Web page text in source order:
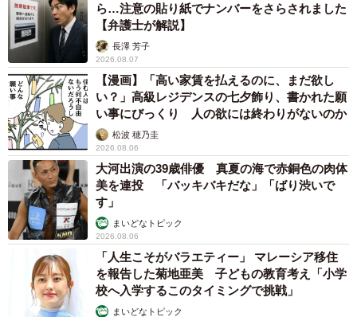
ら…注意の貼り紙でナンバーをさらされました
【弁護士が解説】
長澤 芳子
2026.08.07
【漫画】「高い家賃を払えるのに、まだ欲し
い？」高級レジデンスの七夕飾り、書かれた願
い事にびっくり 人の欲には終わりがないのか
松波 穂乃圭
2026.08.06
大河出演の39歳俳優 真夏の海で赤銅色の肉体
美を連投 「バッキバキだな」「ばり渋いで
す」
まいどなトピック
2026.08.06
「人生こそがバラエティー」 マレーシア移住
を報告した菊地亜美 子どもの教育考え「小学
校へ入学するこのタイミングで挑戦」
まいどなトピック